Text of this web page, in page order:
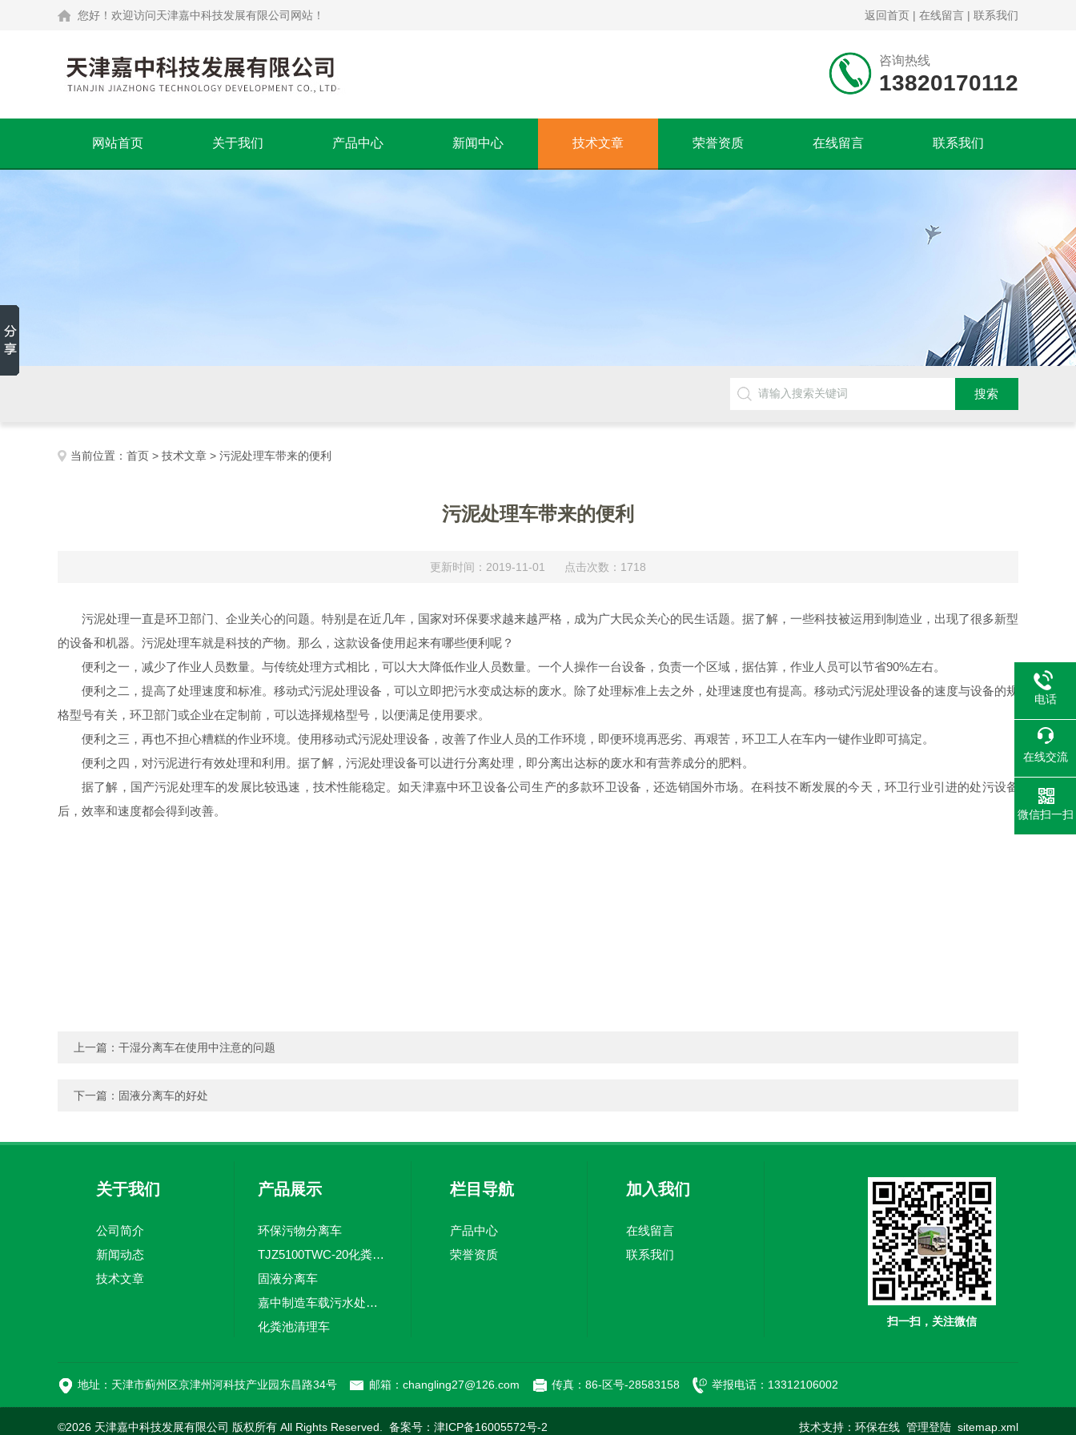
您好！欢迎访问天津嘉中科技发展有限公司网站！ 返回首页 | 在线留言 | 联系我们
咨询热线
13820170112
网站首页 关于我们 产品中心 新闻中心 技术文章 荣誉资质 在线留言 联系我们
当前位置： 首页 > 技术文章 > 污泥处理车带来的便利
污泥处理车带来的便利
更新时间：2019-11-01 点击次数：1718
污泥处理一直是环卫部门、企业关心的问题。特别是在近几年，国家对环保要求越来越严格，成为广大民众关心的民生话题。据了解，一些科技被运用到制造业，出现了很多新型
的设备和机器。 污泥处理车就是科技的产物。那么，这款设备使用起来有哪些便利呢？
便利之一，减少了作业人员数量。与传统处理方式相比，可以大大降低作业人员数量。一个人操作一台设备，负责一个区域，据估算，作业人员可以节省90%左右。
便利之二，提高了处理速度和标准。移动式污泥处理设备，可以立即把污水变成达标的废水。除了处理标准上去之外，处理速度也有提高。移动式污泥处理设备的速度与设备的规
格型号有关，环卫部门或企业在定制前，可以选择规格型号，以便满足使用要求。
便利之三，再也不担心糟糕的作业环境。使用移动式污泥处理设备，改善了作业人员的工作环境，即便环境再恶劣、再艰苦，环卫工人在车内一键作业即可搞定。
便利之四，对污泥进行有效处理和利用。据了解， 污泥处理设备可以进行分离处理，即分离出达标的废水和有营养成分的肥料。
据了解，国产污泥处理车的发展比较迅速，技术性能稳定。如天津嘉中环卫设备公司生产的多款环卫设备，还选销国外市场。在科技不断发展的今天，环卫行业引进的处污设备
后，效率和速度都会得到改善。
上一篇： 干湿分离车在使用中注意的问题
下一篇： 固液分离车的好处
关于我们
公司简介
新闻动态
技术文章
产品展示
环保污物分离车
TJZ5100TWC-20化粪池清淘车经济适用 废皮料
固液分离车
嘉中制造车载污水处理设备-环卫车 电动环卫车
化粪池清理车
栏目导航
产品中心
荣誉资质
加入我们
在线留言
联系我们
扫一扫，关注微信
地址：天津市蓟州区京津州河科技产业园东昌路34号 邮箱：changling27@126.com 传真：86-区号-28583158 举报电话：13312106002
©2026 天津嘉中科技发展有限公司 版权所有 All Rights Reserved. 备案号： 津ICP备16005572号-2 技术支持： 环保在线 管理登陆 sitemap.xml
电话
在线交流
微信扫一扫